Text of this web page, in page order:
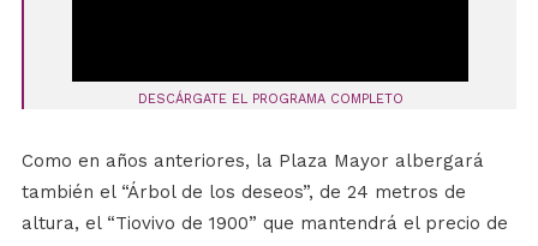
DESCÁRGATE EL PROGRAMA COMPLETO
Como en años anteriores, la Plaza Mayor albergará
también el “Árbol de los deseos”, de 24 metros de
altura, el “Tiovivo de 1900” que mantendrá el precio de